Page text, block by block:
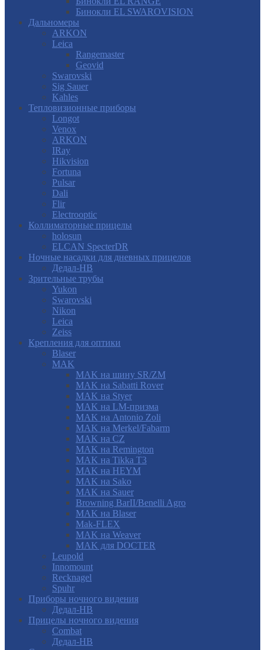
Бинокли EL SWAROVISION
Дальномеры
ARKON
Leica
Rangemaster
Geovid
Swarovski
Sig Sauer
Kahles
Тепловизионные приборы
Longot
Venox
ARKON
IRay
Hikvision
Fortuna
Pulsar
Dali
Flir
Electrooptic
Коллиматорные прицелы
holosun
ELCAN SpecterDR
Ночные насадки для дневных прицелов
Дедал-НВ
Зрительные трубы
Yukon
Swarovski
Nikon
Leica
Zeiss
Крепления для оптики
Blaser
MAK
MAK на шину SR/ZM
MAK на Sabatti Rover
MAK на Styer
MAK на LM-призма
MAK на Antonio Zoli
MAK на Merkel/Fabarm
MAK на CZ
MAK на Remington
MAK на Tikka T3
MAK на HEYM
MAK на Sako
MAK на Sauer
Browning BarII/Benelli Agro
MAK на Blaser
Mak-FLEX
MAK на Weaver
MAK для DOCTER
Leupold
Innomount
Recknagel
Spuhr
Приборы ночного видения
Дедал-НВ
Прицелы ночного видения
Combat
Дедал-НВ